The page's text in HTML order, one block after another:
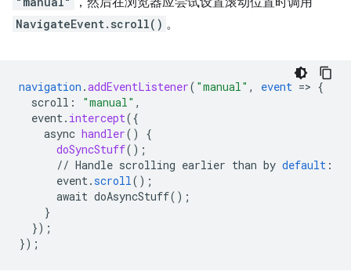
NavigateEvent.scroll() 。
navigation .addEventListener( "manual" , event => {
scroll : "manual" ,
event. intercept({
async handler()
{
doSyncStuff() ;
// Handle scrolling earlier than by default :
event.scroll( );
await doAsyncStuff() ;
}
});
});